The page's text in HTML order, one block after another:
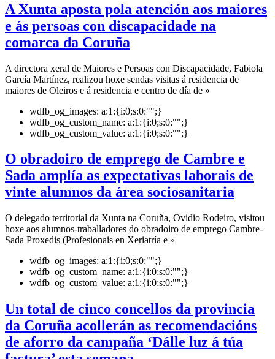
A Xunta aposta pola atención aos maiores
e ás persoas con discapacidade na
comarca da Coruña
A directora xeral de Maiores e Persoas con Discapacidade, Fabiola
García Martínez, realizou hoxe sendas visitas á residencia de
maiores de Oleiros e á residencia e centro de día de »
wdfb_og_images: a:1:{i:0;s:0:"";}
wdfb_og_custom_name: a:1:{i:0;s:0:"";}
wdfb_og_custom_value: a:1:{i:0;s:0:"";}
O obradoiro de emprego de Cambre e
Sada amplía as expectativas laborais de
vinte alumnos da área sociosanitaria
O delegado territorial da Xunta na Coruña, Ovidio Rodeiro, visitou
hoxe aos alumnos-traballadores do obradoiro de emprego Cambre-
Sada Proxedis (Profesionais en Xeriatría e »
wdfb_og_images: a:1:{i:0;s:0:"";}
wdfb_og_custom_name: a:1:{i:0;s:0:"";}
wdfb_og_custom_value: a:1:{i:0;s:0:"";}
Un total de cinco concellos da provincia
da Coruña acollerán as recomendacións
de aforro da campaña ‘Dálle luz á túa